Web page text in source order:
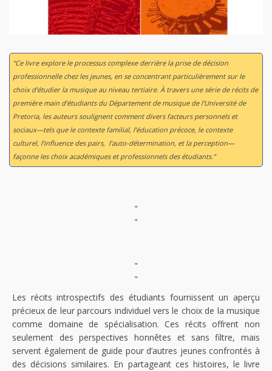
“Ce livre explore le processus complexe derrière la prise de décision
professionnelle chez les jeunes, en se concentrant particulièrement sur le
choix d’étudier la musique au niveau tertiaire. À travers une série de récits de
première main d’étudiants du Département de musique de l’Université de
Pretoria, les auteurs soulignent comment divers facteurs personnels et
sociaux—tels que le contexte familial, l’éducation précoce, le contexte
culturel, l’influence des pairs, l’auto-détermination, et la perception—
façonne les choix académiques et professionnels des étudiants.”
"
"
"
"
Les récits introspectifs des étudiants fournissent un aperçu
précieux de leur parcours individuel vers le choix de la musique
comme domaine de spécialisation. Ces récits offrent non
seulement des perspectives honnêtes et sans filtre, mais
servent également de guide pour d’autres jeunes confrontés à
des décisions similaires. En partageant ces histoires, le livre